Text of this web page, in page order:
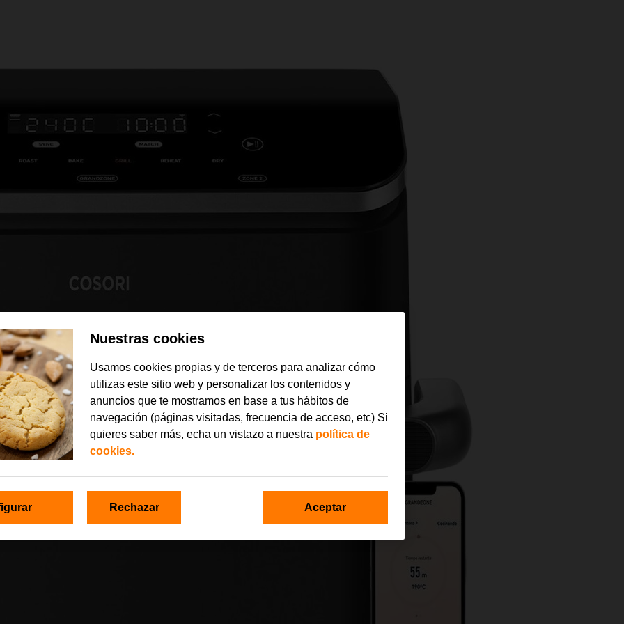
Nuestras cookies
Usamos cookies propias y de terceros para analizar cómo
utilizas este sitio web y personalizar los contenidos y
anuncios que te mostramos en base a tus hábitos de
navegación (páginas visitadas, frecuencia de acceso, etc) Si
quieres saber más, echa un vistazo a nuestra política de
cookies.
Rechazar Aceptar